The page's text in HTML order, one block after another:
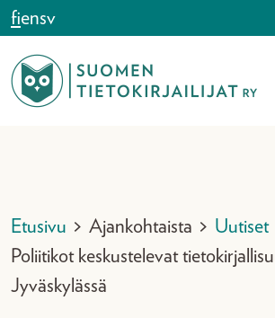
Siirry sisältöön
fiensv
Etusivu > Ajankohtaista > Uutiset
Poliitikot keskustelevat
Jyväskylässä